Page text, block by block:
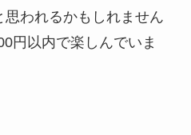
われるかもしれません
円以内で楽しんでいま